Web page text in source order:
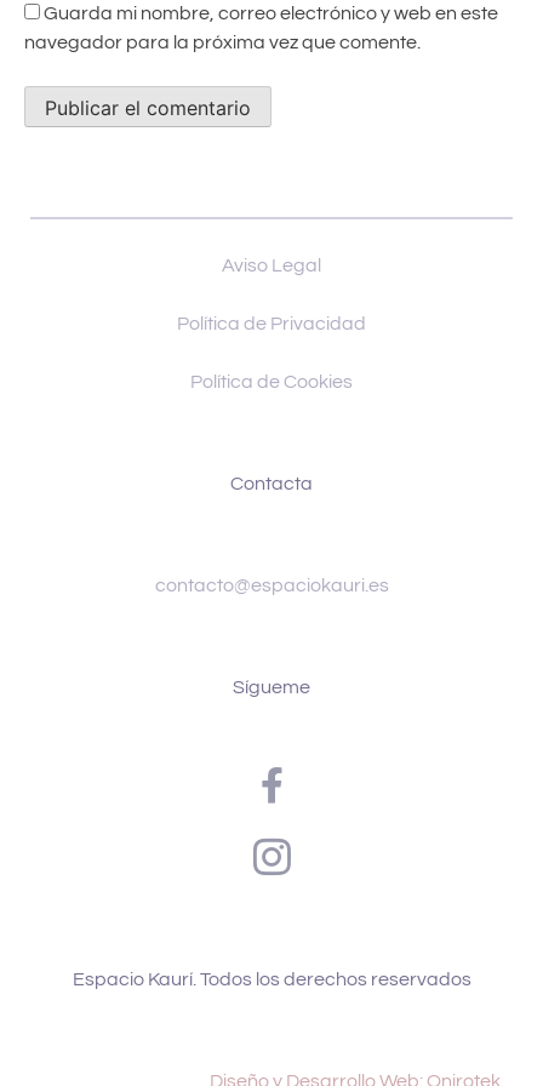
Guarda mi nombre, correo electrónico y web en este
navegador para la próxima vez que comente.
Aviso Legal
Política de Privacidad
Política de Cookies
Contacta
contacto@espaciokauri.es
Sígueme
Espacio Kaurí. Todos los derechos reservados
Diseño y Desarrollo Web: Onirotek